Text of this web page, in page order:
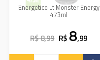
Energetico Lt Monster Energy
473ml
R$ 8,99 R$ 8,99